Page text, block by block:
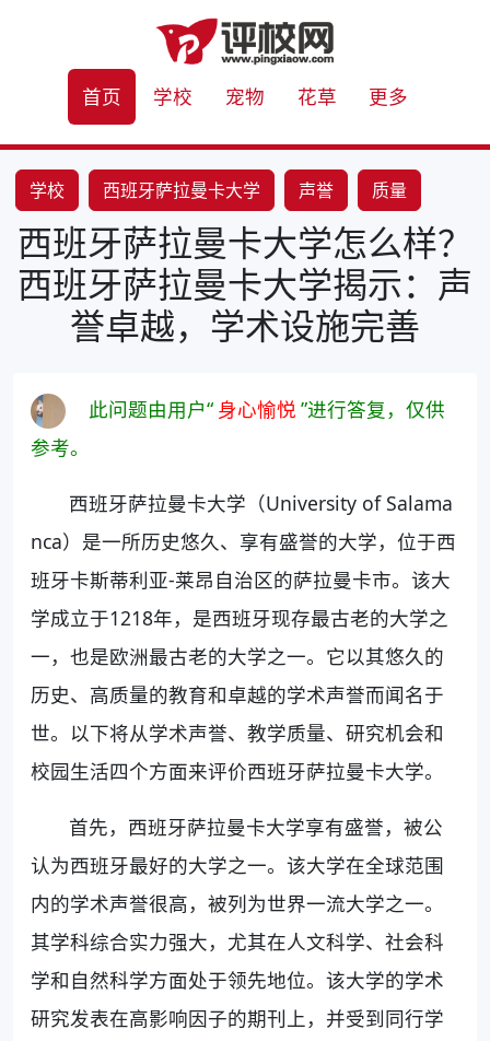
首页 学校 宠物 花草 更多
学校 西班牙萨拉曼卡大学 声誉
质量
教学团队
学术设施 课程选项 国际合作项目
西班牙萨拉曼卡大学怎么样？
西班牙萨拉曼卡大学揭示：声
誉卓越，学术设施完善
此问题由用户“ 身心愉悦 ”进行答复，仅供
参考。
西班牙萨拉曼卡大学（University of Salama
nca）是一所历史悠久、享有盛誉的大学，位于西
班牙卡斯蒂利亚-莱昂自治区的萨拉曼卡市。该大
学成立于1218年，是西班牙现存最古老的大学之
一，也是欧洲最古老的大学之一。它以其悠久的
历史、高质量的教育和卓越的学术声誉而闻名于
世。以下将从学术声誉、教学质量、研究机会和
校园生活四个方面来评价西班牙萨拉曼卡大学。
首先，西班牙萨拉曼卡大学享有盛誉，被公
认为西班牙最好的大学之一。该大学在全球范围
内的学术声誉很高，被列为世界一流大学之一。
其学科综合实力强大，尤其在人文科学、社会科
学和自然科学方面处于领先地位。该大学的学术
研究发表在高影响因子的期刊上，并受到同行学